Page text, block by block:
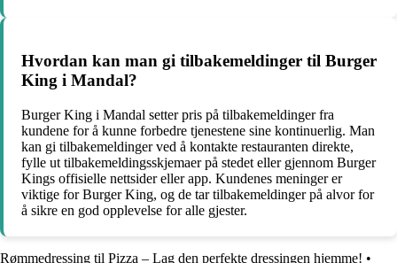
Hvordan kan man gi tilbakemeldinger til Burger
King i Mandal?
Burger King i Mandal setter pris på tilbakemeldinger fra
kundene for å kunne forbedre tjenestene sine kontinuerlig. Man
kan gi tilbakemeldinger ved å kontakte restauranten direkte,
fylle ut tilbakemeldingsskjemaer på stedet eller gjennom Burger
Kings offisielle nettsider eller app. Kundenes meninger er
viktige for Burger King, og de tar tilbakemeldinger på alvor for
å sikre en god opplevelse for alle gjester.
Rømmedressing til Pizza – Lag den perfekte dressingen hjemme! •